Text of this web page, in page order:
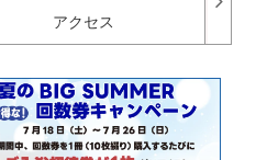
アクセス